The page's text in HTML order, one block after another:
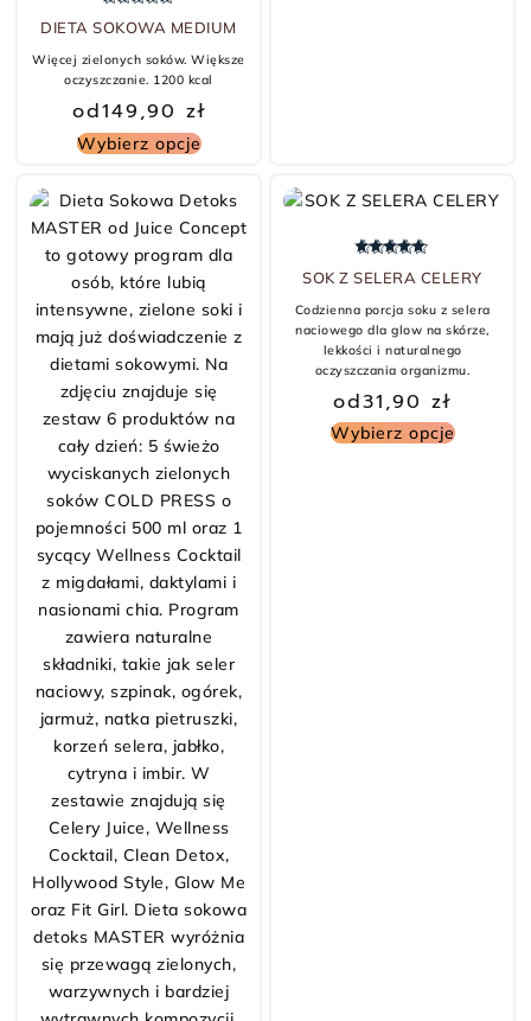
DIETA SOKOWA MEDIUM
Więcej zielonych soków. Większe
oczyszczanie. 1200 kcal
od149,90 zł
Wybierz opcje
SOK Z SELERA CELERY
Codzienna porcja soku z selera
naciowego dla glow na skórze,
lekkości i naturalnego
oczyszczania organizmu.
od31,90 zł
Wybierz opcje